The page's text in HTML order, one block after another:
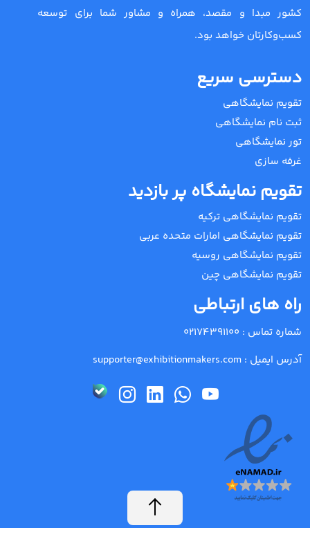
کشور مبدا و مقصد، همراه و مشاور شما برای توسعه
کسب‌وکارتان خواهد بود.
دسترسی سریع
تقویم نمایشگاهی
ثبت نام نمایشگاهی
تور نمایشگاهی
غرفه سازی
تقویم نمایشگاه پر بازدید
تقویم نمایشگاهی ترکیه
تقویم نمایشگاهی امارات متحده عربی
تقویم نمایشگاهی روسیه
تقویم نمایشگاهی چین
راه های ارتباطی
شماره تماس : 02174391100
آدرس ایمیل : supporter@exhibitionmakers.com